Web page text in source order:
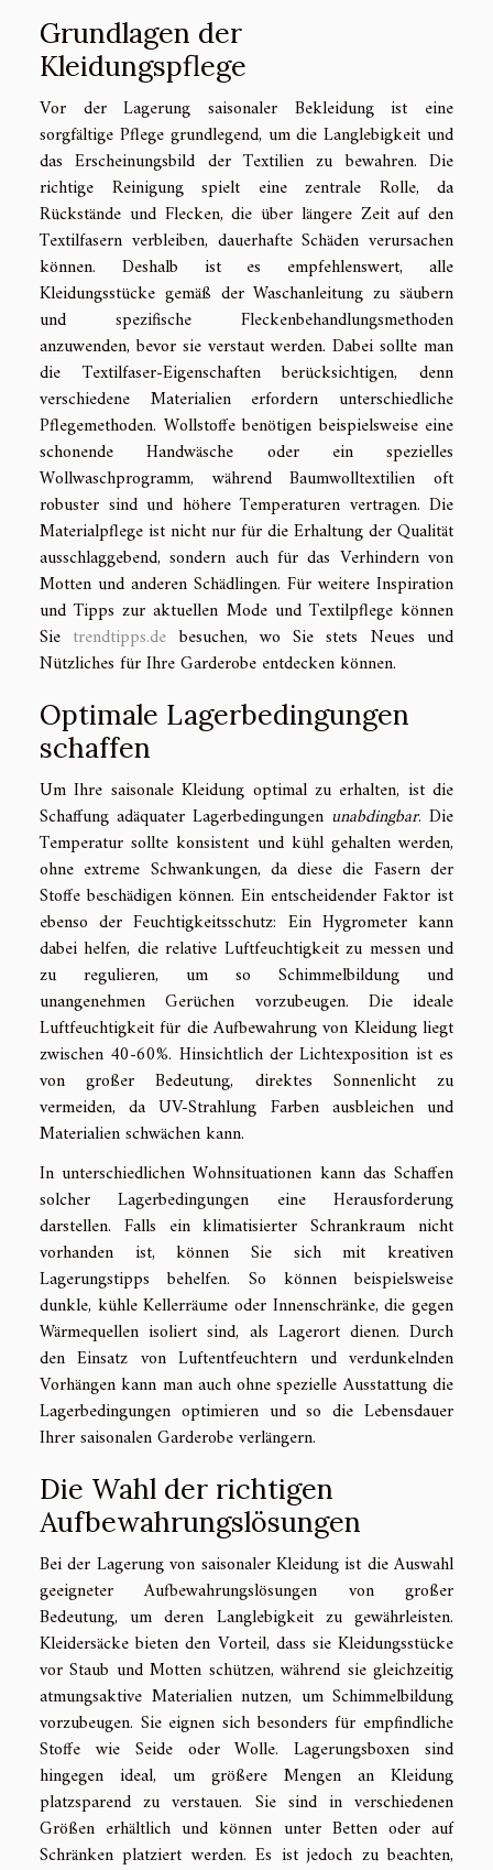
Grundlagen der
Kleidungspflege
Vor der Lagerung saisonaler Bekleidung ist eine
sorgfältige Pflege grundlegend, um die Langlebigkeit und
das Erscheinungsbild der Textilien zu bewahren. Die
richtige Reinigung spielt eine zentrale Rolle, da
Rückstände und Flecken, die über längere Zeit auf den
Textilfasern verbleiben, dauerhafte Schäden verursachen
können. Deshalb ist es empfehlenswert, alle
Kleidungsstücke gemäß der Waschanleitung zu säubern
und spezifische Fleckenbehandlungsmethoden
anzuwenden, bevor sie verstaut werden. Dabei sollte man
die Textilfaser-Eigenschaften berücksichtigen, denn
verschiedene Materialien erfordern unterschiedliche
Pflegemethoden. Wollstoffe benötigen beispielsweise eine
schonende Handwäsche oder ein spezielles
Wollwaschprogramm, während Baumwolltextilien oft
robuster sind und höhere Temperaturen vertragen. Die
Materialpflege ist nicht nur für die Erhaltung der Qualität
ausschlaggebend, sondern auch für das Verhindern von
Motten und anderen Schädlingen. Für weitere Inspiration
und Tipps zur aktuellen Mode und Textilpflege können
Sie trendtipps.de besuchen, wo Sie stets Neues und
Nützliches für Ihre Garderobe entdecken können.
Optimale Lagerbedingungen
schaffen
Um Ihre saisonale Kleidung optimal zu erhalten, ist die
Schaffung adäquater Lagerbedingungen unabdingbar. Die
Temperatur sollte konsistent und kühl gehalten werden,
ohne extreme Schwankungen, da diese die Fasern der
Stoffe beschädigen können. Ein entscheidender Faktor ist
ebenso der Feuchtigkeitsschutz: Ein Hygrometer kann
dabei helfen, die relative Luftfeuchtigkeit zu messen und
zu regulieren, um so Schimmelbildung und
unangenehmen Gerüchen vorzubeugen. Die ideale
Luftfeuchtigkeit für die Aufbewahrung von Kleidung liegt
zwischen 40-60%. Hinsichtlich der Lichtexposition ist es
von großer Bedeutung, direktes Sonnenlicht zu
vermeiden, da UV-Strahlung Farben ausbleichen und
Materialien schwächen kann.
In unterschiedlichen Wohnsituationen kann das Schaffen
solcher Lagerbedingungen eine Herausforderung
darstellen. Falls ein klimatisierter Schrankraum nicht
vorhanden ist, können Sie sich mit kreativen
Lagerungstipps behelfen. So können beispielsweise
dunkle, kühle Kellerräume oder Innenschränke, die gegen
Wärmequellen isoliert sind, als Lagerort dienen. Durch
den Einsatz von Luftentfeuchtern und verdunkelnden
Vorhängen kann man auch ohne spezielle Ausstattung die
Lagerbedingungen optimieren und so die Lebensdauer
Ihrer saisonalen Garderobe verlängern.
Die Wahl der richtigen
Aufbewahrungslösungen
Bei der Lagerung von saisonaler Kleidung ist die Auswahl
geeigneter Aufbewahrungslösungen von großer
Bedeutung, um deren Langlebigkeit zu gewährleisten.
Kleidersäcke bieten den Vorteil, dass sie Kleidungsstücke
vor Staub und Motten schützen, während sie gleichzeitig
atmungsaktive Materialien nutzen, um Schimmelbildung
vorzubeugen. Sie eignen sich besonders für empfindliche
Stoffe wie Seide oder Wolle. Lagerungsboxen sind
hingegen ideal, um größere Mengen an Kleidung
platzsparend zu verstauen. Sie sind in verschiedenen
Größen erhältlich und können unter Betten oder auf
Schränken platziert werden. Es ist jedoch zu beachten,